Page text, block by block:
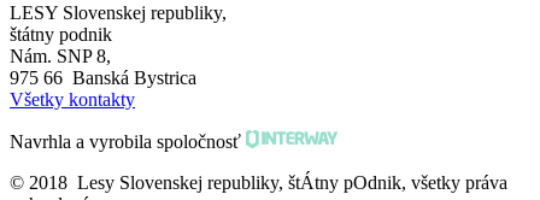
LESY Slovenskej republiky,
štátny podnik
Nám. SNP 8,
975 66 Banská Bystrica
Všetky kontakty
Navrhla a vyrobila spoločnosť
© 2018 Lesy Slovenskej republiky, štÁtny pOdnik, všetky práva